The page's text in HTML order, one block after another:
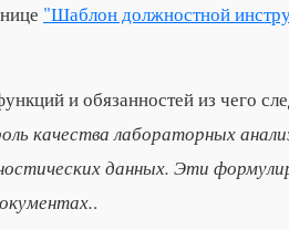
"Шаблон должностной
и обязанностей из чего
качества лабораторных
данных. Эти
.